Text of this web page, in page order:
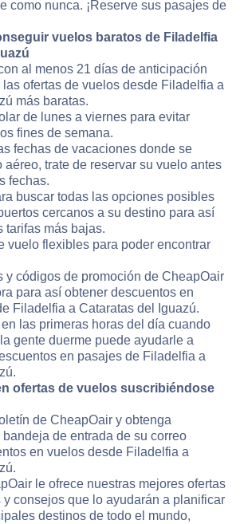
como nunca. ¡Reserve sus pasajes de
vuelos baratos de Filadelfia
al menos 21 días de anticipación
ofertas de vuelos desde Filadelfia a
más baratas.
de lunes a viernes para evitar
fines de semana.
fechas de vacaciones donde se
aéreo, trate de reservar su vuelo antes
fechas.
buscar todas las opciones posibles
cercanos a su destino para así
tarifas más bajas.
vuelo flexibles para poder encontrar
y códigos de promoción de CheapOair
para así obtener descuentos en
Filadelfia a Cataratas del Iguazú.
las primeras horas del día cuando
gente duerme puede ayudarle a
en pasajes de Filadelfia a
ofertas de vuelos suscribiéndose
de CheapOair y obtenga
de entrada de su correo
en vuelos desde Filadelfia a
le ofrece nuestras mejores ofertas
consejos que lo ayudarán a planificar
destinos de todo el mundo,